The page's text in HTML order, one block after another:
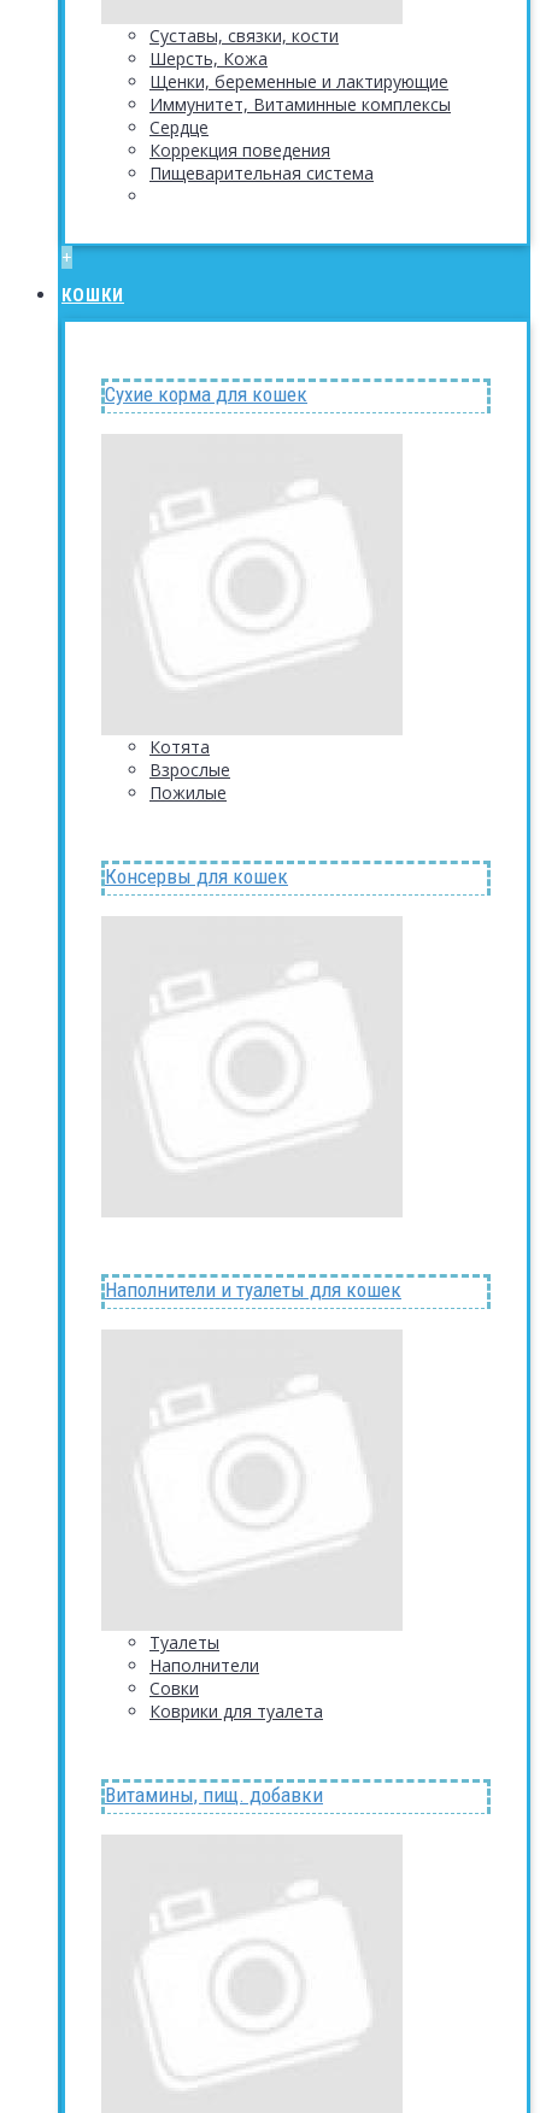
Суставы, связки, кости
Шерсть, Кожа
Щенки, беременные и лактирующие
Иммунитет, Витаминные комплексы
Сердце
Коррекция поведения
Пищеварительная система
+
КОШКИ
Сухие корма для кошек
Котята
Взрослые
Пожилые
Консервы для кошек
Наполнители и туалеты для кошек
Туалеты
Наполнители
Совки
Коврики для туалета
Витамины, пищ. добавки